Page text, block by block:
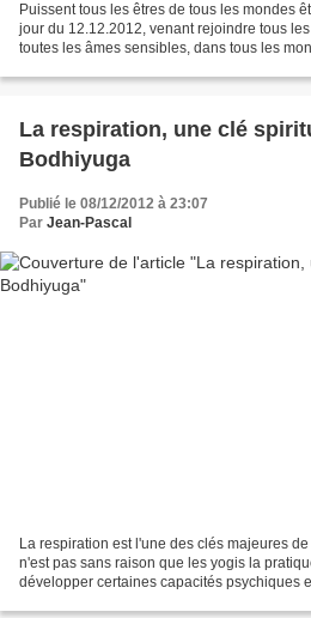
Puissent tous les êtres de tous les mondes
jour du 12.12.2012, venant rejoindre tous
toutes les âmes sensibles, dans tous les
La respiration, une clé
Bodhiyuga
Publié le 08/12/2012 à 23:07
Par Jean-Pascal
La respiration est l'une des clés majeures
n'est pas sans raison que les yogis la
développer certaines capacités psychiques